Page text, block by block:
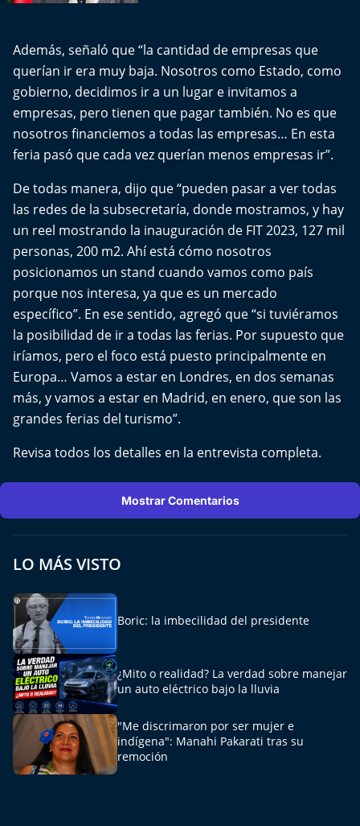
Conecta Vida
El Mejor País de Chile
Te invito a tomar once
Bío Bío en Ruta
Especiales
Chiche cuadra y su parrilla
Motorfem
Agenda Propia
Chile, Historia de 30 años
Sello de raza
Trasnoche
Reto Inmobiliario
Punto de Encuentro
Yo invito
Además, señaló que “la cantidad de empresas que
querían ir era muy baja. Nosotros como Estado, como
gobierno, decidimos ir a un lugar e invitamos a
empresas, pero tienen que pagar también. No es que
nosotros financiemos a todas las empresas… En esta
feria pasó que cada vez querían menos empresas ir”.
De todas manera, dijo que “pueden pasar a ver todas
las redes de la subsecretaría, donde mostramos, y hay
un reel mostrando la inauguración de FIT 2023, 127 mil
personas, 200 m2. Ahí está cómo nosotros
posicionamos un stand cuando vamos como país
porque nos interesa, ya que es un mercado
específico”. En ese sentido, agregó que “si tuviéramos
la posibilidad de ir a todas las ferias. Por supuesto que
iríamos, pero el foco está puesto principalmente en
Europa… Vamos a estar en Londres, en dos semanas
más, y vamos a estar en Madrid, en enero, que son las
grandes ferias del turismo”.
Revisa todos los detalles en la entrevista completa.
Mostrar Comentarios
LO MÁS VISTO
Boric: la imbecilidad del presidente
¿Mito o realidad? La verdad sobre manejar
un auto eléctrico bajo la lluvia
"Me discrimaron por ser mujer e
indígena": Manahi Pakarati tras su
remoción